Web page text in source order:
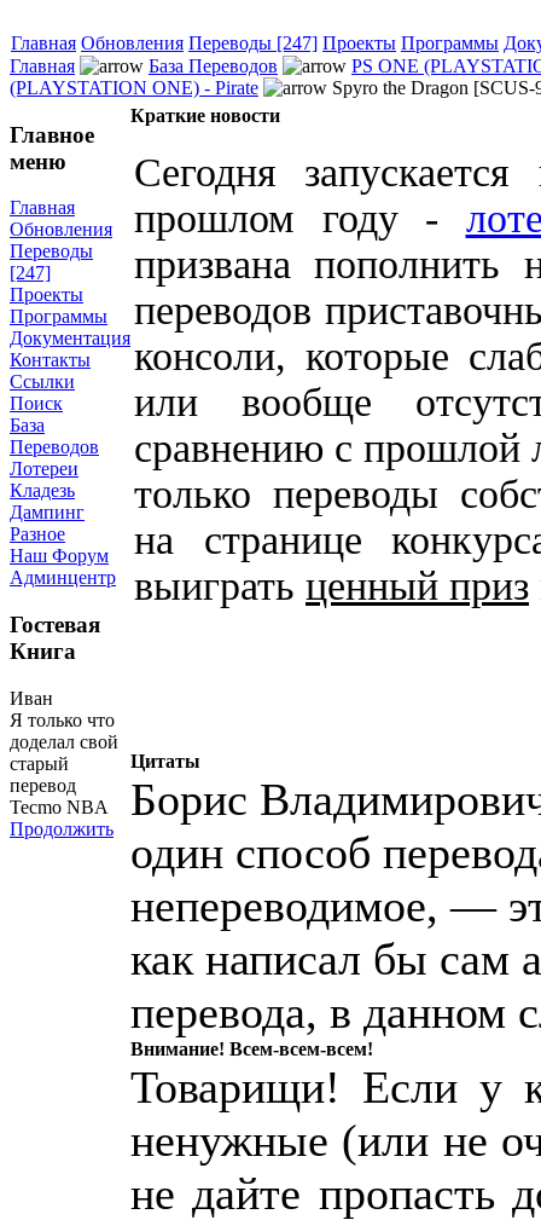
Главная Обновления Переводы [247] Проекты Программы
Главная
База Переводов
PS ONE
(PLAYSTATION ONE) - Pirate
Spyro the Dragon
Главное
меню
Главная
Обновления
Переводы
[247]
Проекты
Программы
Документация
Контакты
Ссылки
Поиск
База
Переводов
Лотереи
Кладезь
Дампинг
Разное
Наш Форум
Админцентр
Гостевая
Книга
Иван
Я только что
доделал свой
старый
перевод
Tecmo NBA
Продолжить
Краткие новости
Сегодня
прошлом году -
призвана пополнить
переводов
консоли, которые
или вообще
сравнению с прошлой
только переводы
на странице
выиграть ценный приз
Цитаты
Борис
один способ
непереводимое, —
как написал бы сам
перевода, в данном
Внимание! Всем-всем-всем!
Товарищи! Если у
ненужные (или не
не дайте пропасть